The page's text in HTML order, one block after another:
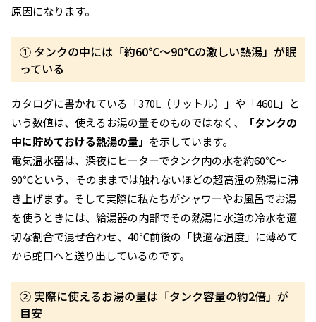
原因になります。
① タンクの中には「約60℃〜90℃の激しい熱湯」が眠
っている
カタログに書かれている「370L（リットル）」や「460L」と
いう数値は、使えるお湯の量そのものではなく、
「タンクの
中に貯めておける熱湯の量」 を示しています。
電気温水器は、深夜にヒーターでタンク内の水を約60℃〜
90℃という、そのままでは触れないほどの超高温の熱湯に沸
き上げます。そして実際に私たちがシャワーやお風呂でお湯
を使うときには、給湯器の内部でその熱湯に水道の冷水を適
切な割合で混ぜ合わせ、40℃前後の「快適な温度」に薄めて
から蛇口へと送り出しているのです。
② 実際に使えるお湯の量は「タンク容量の約2倍」が
目安